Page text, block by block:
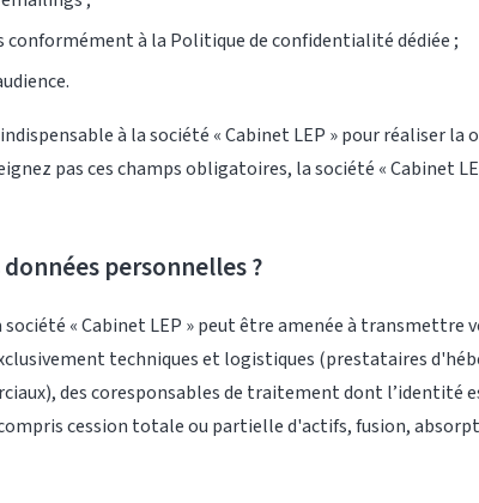
à la Politique de confidentialité dédiée ;
à la société « Cabinet LEP » pour réaliser
pas ces champs obligatoires, la société « Cabinet
personnelles ?
« Cabinet LEP » peut être amenée à transmettre
techniques et logistiques (prestataires
des coresponsables de traitement dont
cession totale ou partielle d'actifs, fusion,